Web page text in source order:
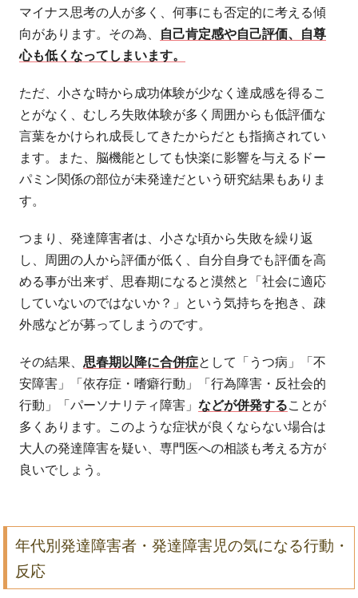
マイナス思考の人が多く、何事にも否定的に考える傾
向があります。その為、 自己肯定感や自己評価、自尊
心も低くなってしまいます。
ただ、小さな時から成功体験が少なく達成感を得るこ
とがなく、むしろ失敗体験が多く周囲からも低評価な
言葉をかけられ成長してきたからだとも指摘されてい
ます。また、脳機能としても快楽に影響を与えるドー
パミン関係の部位が未発達だという研究結果もありま
す。
つまり、発達障害者は、小さな頃から失敗を繰り返
し、周囲の人から評価が低く、自分自身でも評価を高
める事が出来ず、思春期になると漠然と「社会に適応
していないのではないか？」という気持ちを抱き、疎
外感などが募ってしまうのです。
その結果、思春期以降に合併症として「うつ病」「不
安障害」「依存症・嗜癖行動」「行為障害・反社会的
行動」「パーソナリティ障害」などが併発することが
多くあります。このような症状が良くならない場合は
大人の発達障害を疑い、専門医への相談も考える方が
良いでしょう。
年代別発達障害者・発達障害児の気になる行動・
反応